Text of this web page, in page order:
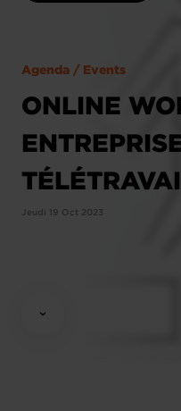
Agenda / Events
ONLINE
Jeudi 19 Oct 2023